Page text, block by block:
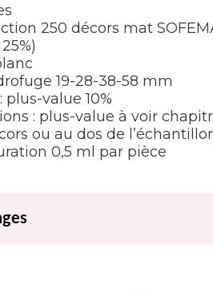
250 décors mat
19-28-38-58 mm
value 10%
: plus-value à voir
ou au dos de
0,5 ml par pièce